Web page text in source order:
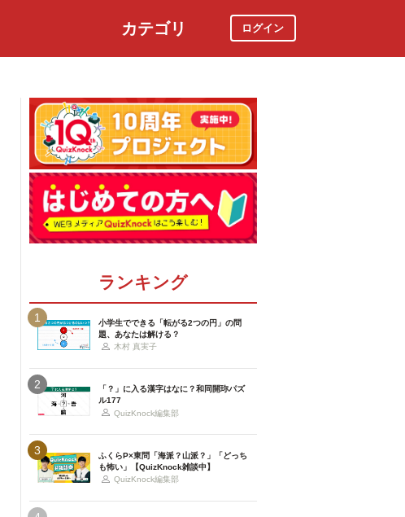
カテゴリ ログイン
ランキング
1
小学生でできる「転がる2つの円」の問
題、あなたは解ける？
木村 真実子
2
「？」に入る漢字はなに？和同開珎パズ
ル177
QuizKnock編集部
3
ふくらP×東問「海派？山派？」「どっち
も怖い」【QuizKnock雑談中】
QuizKnock編集部